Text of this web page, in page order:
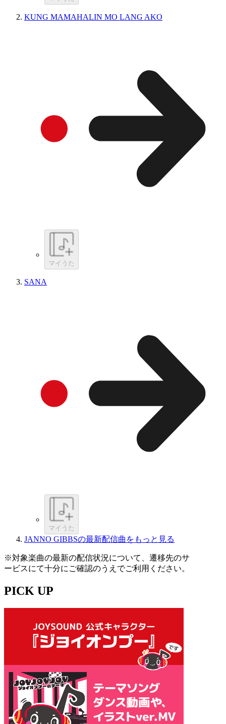
KUNG MAMAHALIN MO LANG AKO
マイうた
SANA
マイうた
JANNO GIBBSの最新配信曲をもっと見る
※対象楽曲の最新の配信状況について、遷移先のサ
ービスにて十分にご確認のうえでご利用ください。
PICK UP